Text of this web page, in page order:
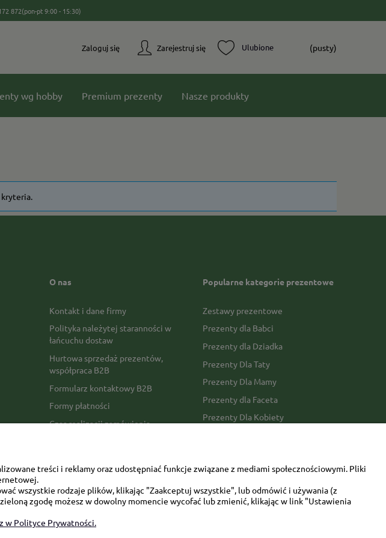
872(pon-pt 9:00 - 15:30)
Zarejestruj się
Zaloguj się (pusty)
wg hobby Premium prezenty Nasze produkty
kryteria.
O nas
Kontakt i dane firmy
Polityka należytej staranności w
łańcuchu dostaw
Hurtowa sprzedaż prezentów,
współpraca B2B
Formularz kontaktowy B2B
Formy płatności
Czas realizacji zamówienia
Mapa kategorii
Popularne kategorie prezentowe
Zestawy prezentowe
Prezenty dla Babci
Prezenty dla Dziadka
Prezenty Dla Taty
Prezenty Dla Mamy
Prezenty dla Faceta
Prezenty Dla Kobiety
Urodziny/imieniny
treści i reklamy oraz udostępniać funkcje związane z mediami społecznościowymi. Pliki
wszystkie rodzaje plików, klikając "Zaakceptuj wszystkie", lub odmówić i używania (z
zgodę możesz w dowolny momencie wycofać lub zmienić, klikając w link "Ustawienia
w Polityce Prywatności.